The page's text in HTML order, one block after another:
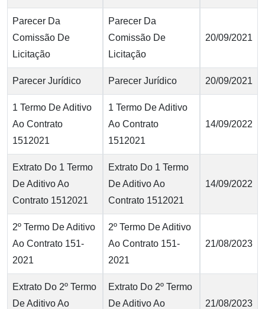
Parecer Da
Comissão De
Licitação
Parecer Da
Comissão De
Licitação
20/09/2021
Parecer Jurídico Parecer Jurídico 20/09/2021
1 Termo De Aditivo
Ao Contrato
1512021
1 Termo De Aditivo
Ao Contrato
1512021
14/09/2022
Extrato Do 1 Termo
De Aditivo Ao
Contrato 1512021
Extrato Do 1 Termo
De Aditivo Ao
Contrato 1512021
14/09/2022
2º Termo De Aditivo
Ao Contrato 151-
2021
2º Termo De Aditivo
Ao Contrato 151-
2021
21/08/2023
Extrato Do 2º Termo
De Aditivo Ao
Extrato Do 2º Termo
De Aditivo Ao
21/08/2023